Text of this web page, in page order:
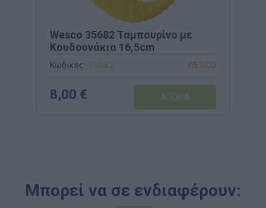
Wesco 35682 Ταμπουρίνο με
Κουδουνάκια 16,5cm
Κωδικός: 35682 WESCO
8,00 €
Μπορεί να σε ενδιαφέρουν: